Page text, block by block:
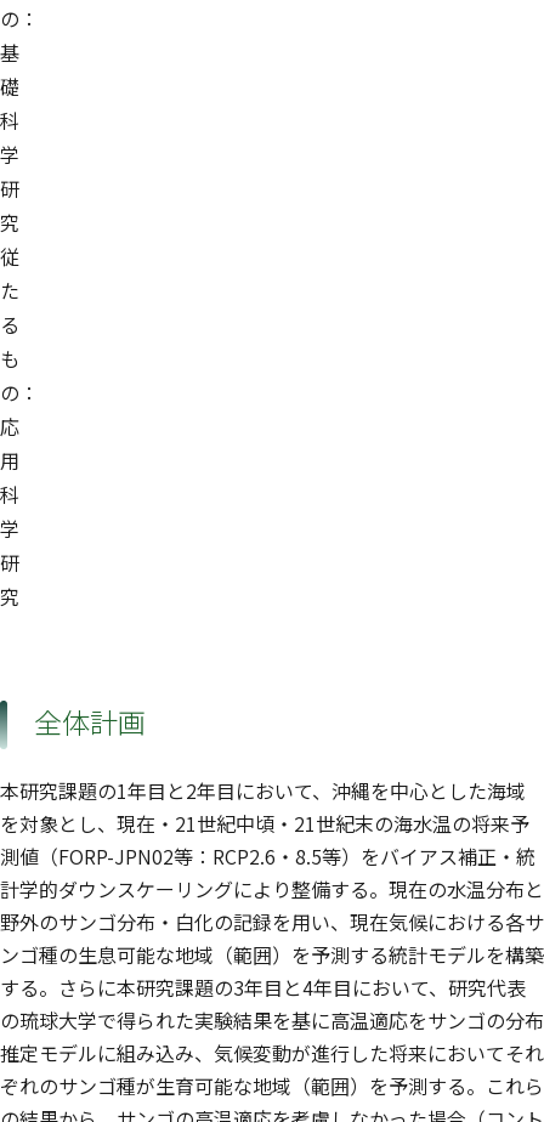
の：
基
礎
科
学
研
究
従
た
る
も
の：
応
用
科
学
研
究
全体計画
本研究課題の1年目と2年目において、沖縄を中心とした海域
を対象とし、現在・21世紀中頃・21世紀末の海水温の将来予
測値（FORP-JPN02等：RCP2.6・8.5等）をバイアス補正・統
計学的ダウンスケーリングにより整備する。現在の水温分布と
野外のサンゴ分布・白化の記録を用い、現在気候における各サ
ンゴ種の生息可能な地域（範囲）を予測する統計モデルを構築
する。さらに本研究課題の3年目と4年目において、研究代表
の琉球大学で得られた実験結果を基に高温適応をサンゴの分布
推定モデルに組み込み、気候変動が進行した将来においてそれ
ぞれのサンゴ種が生育可能な地域（範囲）を予測する。これら